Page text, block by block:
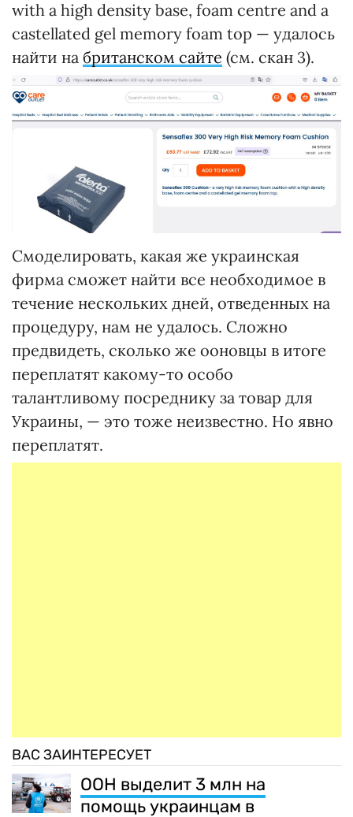
with a high density base, foam centre and a
castellated gel memory foam top — удалось
найти на британском сайте (см. скан 3).
Смоделировать, какая же украинская
фирма сможет найти все необходимое в
течение нескольких дней, отведенных на
процедуру, нам не удалось. Сложно
предвидеть, сколько же ооновцы в итоге
переплатят какому-то особо
талантливому посреднику за товар для
Украины, — это тоже неизвестно. Но явно
переплатят.
ВАС ЗАИНТЕРЕСУЕТ
ООН выделит 3 млн на
помощь украинцам в